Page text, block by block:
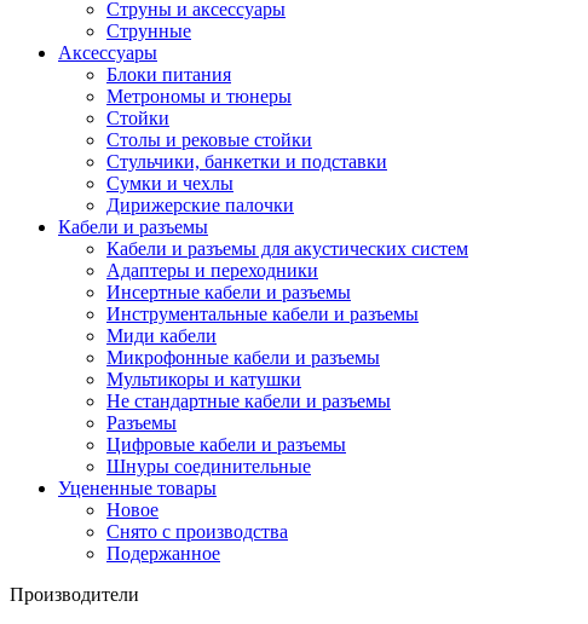
Струны и аксессуары
Струнные
Аксессуары
Блоки питания
Метрономы и тюнеры
Стойки
Столы и рековые стойки
Стульчики, банкетки и подставки
Сумки и чехлы
Дирижерские палочки
Кабели и разъемы
Кабели и разъемы для акустических систем
Адаптеры и переходники
Инсертные кабели и разъемы
Инструментальные кабели и разъемы
Миди кабели
Микрофонные кабели и разъемы
Мультикоры и катушки
Не стандартные кабели и разъемы
Разъемы
Цифровые кабели и разъемы
Шнуры соединительные
Уцененные товары
Новое
Снято с производства
Подержанное
Производители